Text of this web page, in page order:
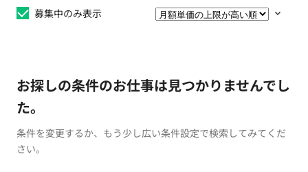
募集中のみ表示
お探しの条件のお仕事は見つかりませんでし
た。
条件を変更するか、もう少し広い条件設定で検索してみてくだ
さい。